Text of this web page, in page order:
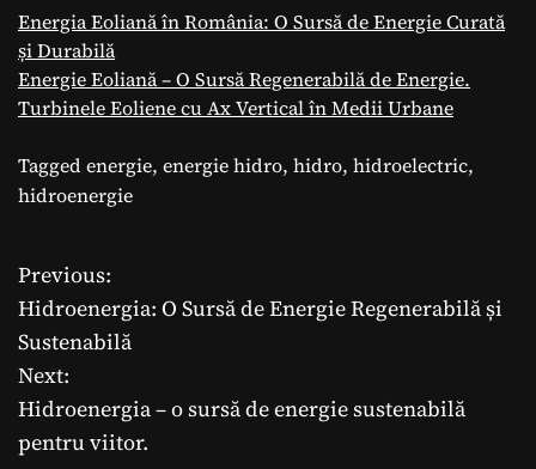
Energia Eoliană în România: O Sursă de Energie Curată
și Durabilă
Energie Eoliană – O Sursă Regenerabilă de Energie.
Turbinele Eoliene cu Ax Vertical în Medii Urbane
Tagged energie, energie hidro, hidro, hidroelectric,
hidroenergie
N
a
v
i
Previous:
Hidroenergia: O Sursă de Energie Regenerabilă și
Sustenabilă
Next:
Hidroenergia – o sursă de energie sustenabilă
pentru viitor.